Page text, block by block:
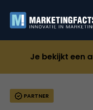
Je bekijkt een
PARTNER